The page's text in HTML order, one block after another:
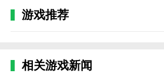
富的国内外影视资源，从热门大片
大家记住本站网址，本站是您下载
游戏推荐
相关游戏新闻